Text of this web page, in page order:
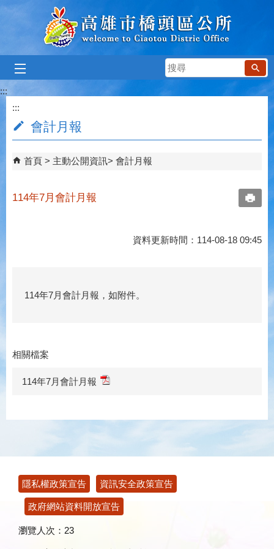
跳到主要內容區塊
搜
尋
:::
:::
會計月報
首頁 主動公開資訊 會計月報
114年7月會計月報
資料更新時間：114-08-18 09:45
114年7月會計月報，如附件。
相關檔案
114年7月會計月報
隱私權政策宣告
資訊安全政策宣告
政府網站資料開放宣告
瀏覽人次： 23